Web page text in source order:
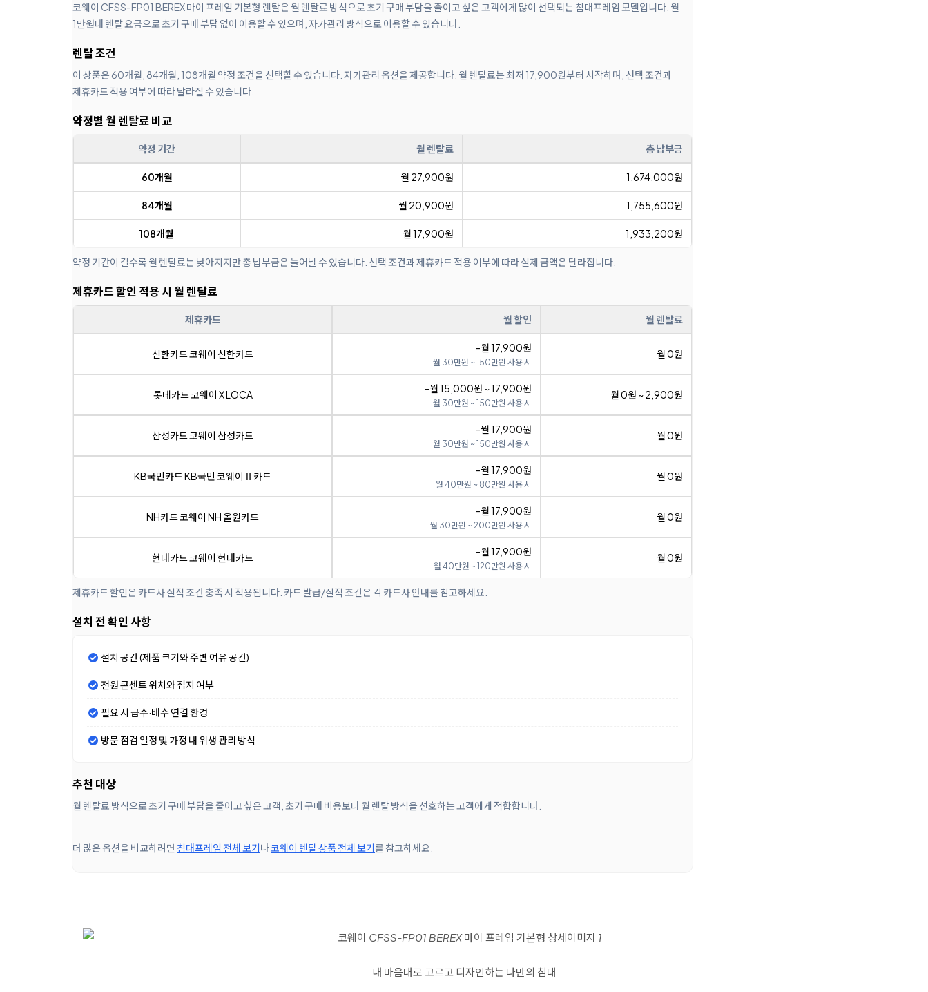
코웨이 CFSS-FP01 BEREX 마이 프레임 기본형 렌탈은 월 렌탈료 방식으로 초기 구매 부담을 줄이고 싶은 고객에게 많이 선택되는 침대프레임 모델입니다. 월
1만원대 렌탈 요금으로 초기 구매 부담 없이 이용할 수 있으며, 자가관리 방식으로 이용할 수 있습니다.
렌탈 조건
이 상품은 60개월, 84개월, 108개월 약정 조건을 선택할 수 있습니다. 자가관리 옵션을 제공합니다. 월 렌탈료는 최저 17,900원부터 시작하며, 선택 조건과
제휴카드 적용 여부에 따라 달라질 수 있습니다.
약정별 월 렌탈료 비교
약정 기간 월 렌탈료 총 납부금
60개월 월 27,900원 1,674,000원
84개월 월 20,900원 1,755,600원
108개월 월 17,900원 1,933,200원
약정 기간이 길수록 월 렌탈료는 낮아지지만 총 납부금은 늘어날 수 있습니다. 선택 조건과 제휴카드 적용 여부에 따라 실제 금액은 달라집니다.
제휴카드 할인 적용 시 월 렌탈료
제휴카드 월 할인 월 렌탈료
신한카드 코웨이 신한카드 -월 17,900원
월 30만원 ~ 150만원 사용 시
월 0원
롯데카드 코웨이 X LOCA -월 15,000원 ~ 17,900원
월 30만원 ~ 150만원 사용 시
월 0원 ~ 2,900원
삼성카드 코웨이 삼성카드 -월 17,900원
월 30만원 ~ 150만원 사용 시
월 0원
KB국민카드 KB국민 코웨이Ⅱ카드 -월 17,900원
월 40만원 ~ 80만원 사용 시
월 0원
NH카드 코웨이 NH 올원카드 -월 17,900원
월 30만원 ~ 200만원 사용 시
월 0원
현대카드 코웨이 현대카드 -월 17,900원
월 40만원 ~ 120만원 사용 시
월 0원
제휴카드 할인은 카드사 실적 조건 충족 시 적용됩니다. 카드 발급/실적 조건은 각 카드사 안내를 참고하세요.
설치 전 확인 사항
설치 공간 (제품 크기와 주변 여유 공간)
전원 콘센트 위치와 접지 여부
필요 시 급수·배수 연결 환경
방문 점검 일정 및 가정 내 위생 관리 방식
추천 대상
월 렌탈료 방식으로 초기 구매 부담을 줄이고 싶은 고객, 초기 구매 비용보다 월 렌탈 방식을 선호하는 고객에게 적합합니다.
더 많은 옵션을 비교하려면 침대프레임 전체 보기나코웨이 렌탈 상품 전체 보기를 참고하세요.
내 마음대로 고르고 디자인하는 나만의 침대